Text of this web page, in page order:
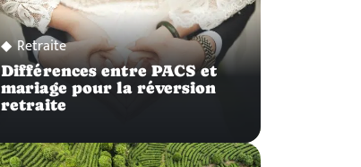
Retraite
Différences entre PACS et
mariage pour la réversion
retraite